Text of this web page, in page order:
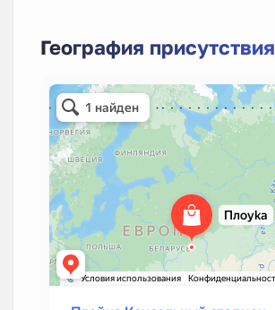
География присутствия